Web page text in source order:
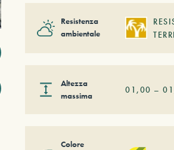
Resistenza
ambientale
Altezza
massima
01,00 –
Colore